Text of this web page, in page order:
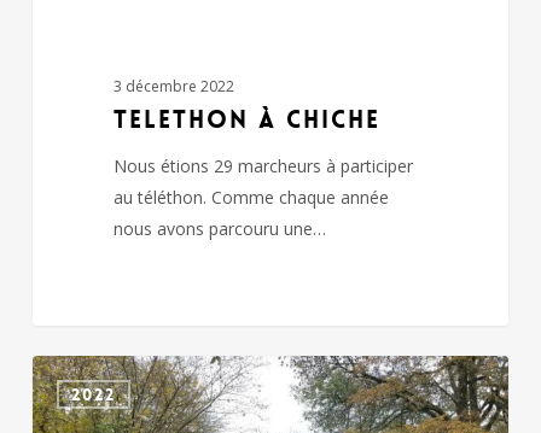
3 décembre 2022
TELETHON à CHICHE
Nous étions 29 marcheurs à participer
au téléthon. Comme chaque année
nous avons parcouru une…
CHICHE
2022